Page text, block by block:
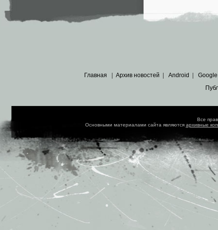
Главная Архив новостей Android Google
Все
Основными материалами сайта являются архивные